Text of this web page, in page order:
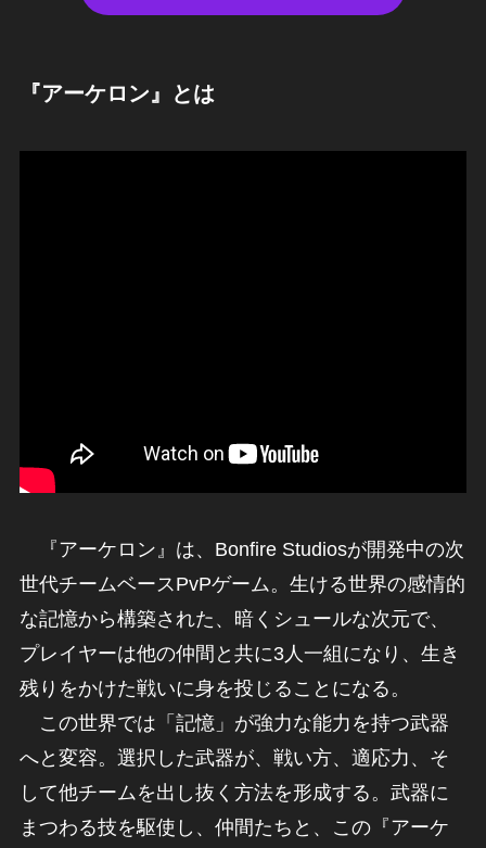
『アーケロン』とは
『アーケロン』は、Bonfire Studiosが開発中の次
世代チームベースPvPゲーム。生ける世界の感情的
な記憶から構築された、暗くシュールな次元で、
プレイヤーは他の仲間と共に3人一組になり、生き
残りをかけた戦いに身を投じることになる。
この世界では「記憶」が強力な能力を持つ武器
へと変容。選択した武器が、戦い方、適応力、そ
して他チームを出し抜く方法を形成する。武器に
まつわる技を駆使し、仲間たちと、この『アーケ